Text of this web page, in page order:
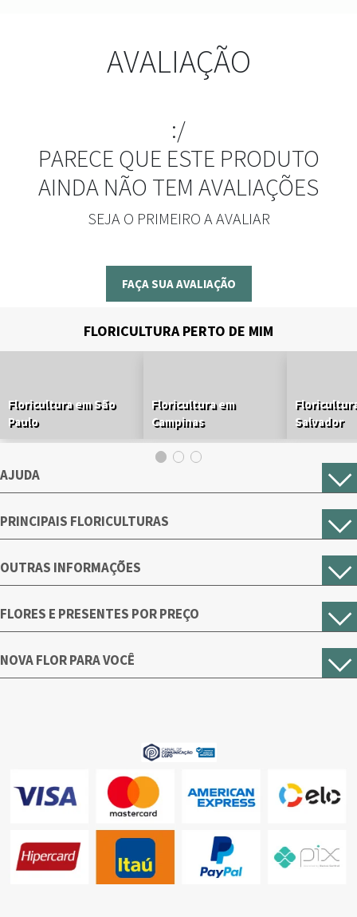
AVALIAÇÃO
:/
PARECE QUE ESTE PRODUTO
AINDA NÃO TEM AVALIAÇÕES
SEJA O PRIMEIRO A AVALIAR
FAÇA SUA AVALIAÇÃO
FLORICULTURA PERTO DE MIM
Floricultura em São
Paulo
Floricultura em
Campinas
Salvador
AJUDA
PRINCIPAIS FLORICULTURAS
OUTRAS INFORMAÇÕES
FLORES E PRESENTES POR PREÇO
NOVA FLOR PARA VOCÊ